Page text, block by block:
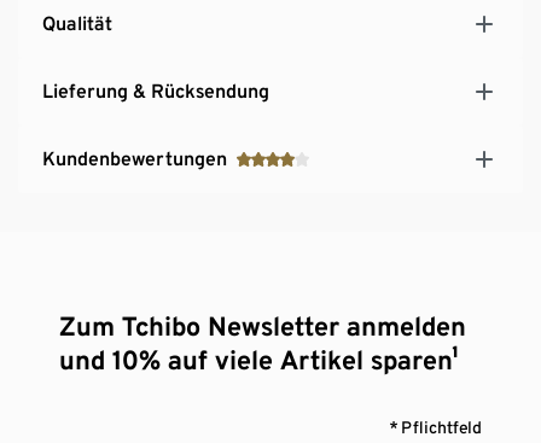
ausgezeichnet mit dem Blauen Engel sowie dem
Qualität
Lieferung & Rücksendung
Kundenbewertungen
Zum Tchibo Newsletter anmelden
und 10% auf viele Artikel sparen¹
* Pflichtfeld